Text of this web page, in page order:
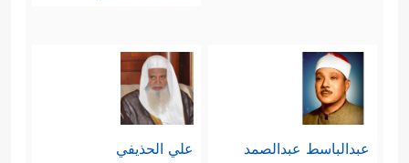
عبدالباسط عبدالصمد علي الحذيفي